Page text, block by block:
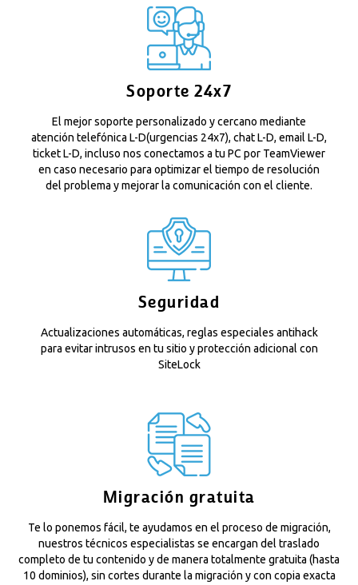
Soporte 24x7
El mejor soporte personalizado y cercano mediante
atención telefónica L-D(urgencias 24x7), chat L-D, email L-D,
ticket L-D, incluso nos conectamos a tu PC por TeamViewer
en caso necesario para optimizar el tiempo de resolución
del problema y mejorar la comunicación con el cliente.
Seguridad
Actualizaciones automáticas, reglas especiales antihack
para evitar intrusos en tu sitio y protección adicional con
SiteLock
Migración gratuita
Te lo ponemos fácil, te ayudamos en el proceso de migración,
nuestros técnicos especialistas se encargan del traslado
completo de tu contenido y de manera totalmente gratuita (hasta
10 dominios), sin cortes durante la migración y con copia exacta